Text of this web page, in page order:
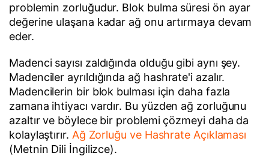
problemin zorluğudur. Blok bulma süresi ön ayar
değerine ulaşana kadar ağ onu artırmaya devam
eder.
Madenci sayısı zaldığında olduğu gibi aynı şey.
Madenciler ayrıldığında ağ hashrate'i azalır.
Madencilerin bir blok bulması için daha fazla
zamana ihtiyacı vardır. Bu yüzden ağ zorluğunu
azaltır ve böylece bir problemi çözmeyi daha da
kolaylaştırır. Ağ Zorluğu ve Hashrate Açıklaması
(Metnin Dili İngilizce).